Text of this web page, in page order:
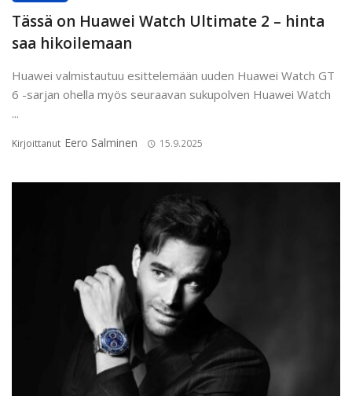
Tässä on Huawei Watch Ultimate 2 – hinta
saa hikoilemaan
Huawei valmistautuu esittelemään uuden Huawei Watch GT
6 -sarjan ohella myös seuraavan sukupolven Huawei Watch
...
Kirjoittanut Eero Salminen 15.9.2025